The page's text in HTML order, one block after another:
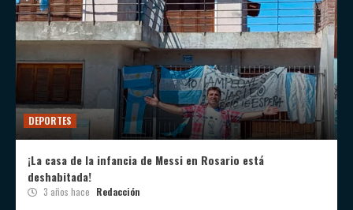
DEPORTES
¡La casa de la infancia de Messi en Rosario está
deshabitada!
3 años hace Redacción